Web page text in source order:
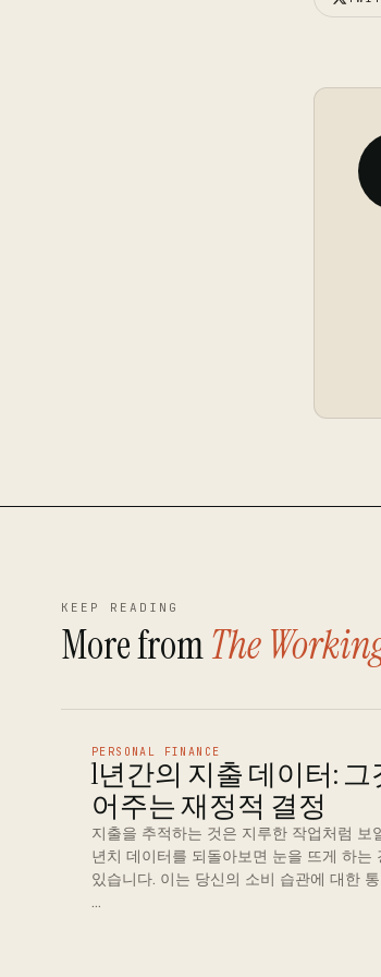
KEEP READING
More fromThe
PERSONAL FINANCE
1년간의 지출 데이터: 그
어주는 재정적 결정
지출을 추적하는 것은 지루한 작업처럼 보
년치 데이터를 되돌아보면 눈을 뜨게 하는
있습니다. 이는 당신의 소비 습관에 대한
…